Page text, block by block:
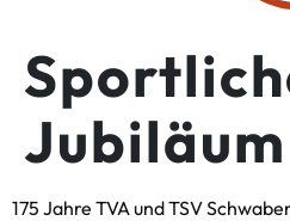
Jubiläum
175 Jahre TVA und TSV